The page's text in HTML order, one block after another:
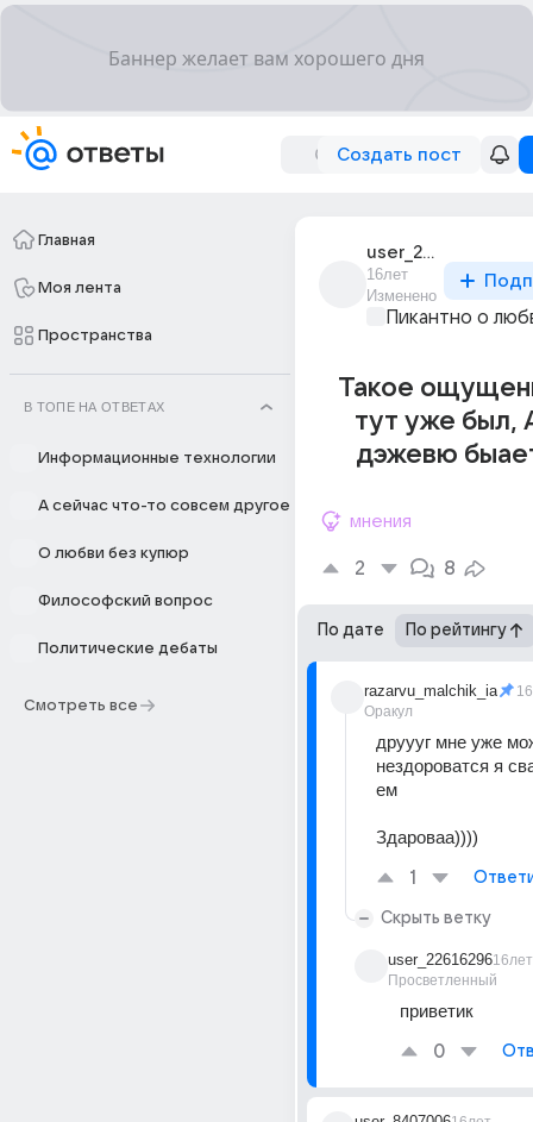
Создать пост
Главная
Моя лента
Пространства
В ТОПЕ НА ОТВЕТАХ
Информационные технологии
А сейчас что-то совсем другое
О любви без купюр
Философский вопрос
Политические дебаты
Смотреть все
user_22616296
16лет
Изменено
Пикантно о
Такое
тут уже был,
дэжевю
мнения
2 8
По дате По рейтингу
razarvu_malchik_ia
Оракул
друууг мне уже
нездороватся я
ем
Здароваа))))
1
Скрыть ветку
user_22616296
Просветленный
16лет
приветик
0